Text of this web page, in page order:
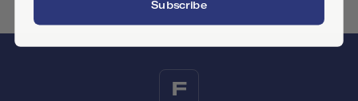
F
Subscribe